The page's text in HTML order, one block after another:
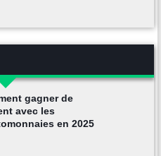
gagner de
avec les
en 2025